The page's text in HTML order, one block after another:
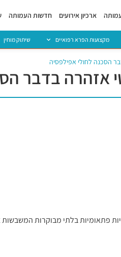
ארכיון אירועים חדשות העמותה
מקצועות הפרא רפואיים שיתוק מוחין
הסכנה לחולי אפילפסיה
בדבר
פתאומיות בלתי מבוקרות